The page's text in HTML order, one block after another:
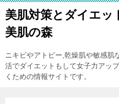
美肌対策とダイエッ
美肌の森
ニキビやアトピー,乾燥肌や敏感肌
活でダイエットもして女子力アッ
くための情報サイトです。